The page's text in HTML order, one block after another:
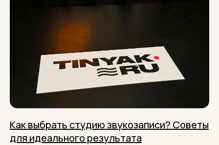
Как выбрать студию звукозаписи? Советы
для идеального результата